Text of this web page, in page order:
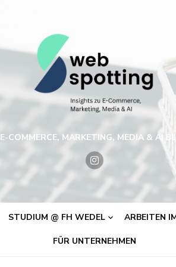
E-COMMERCE, MARKETING, MEDIA & AI
STUDIUM @ FH WEDEL ARBEITEN
FÜR UNTERNEHMEN